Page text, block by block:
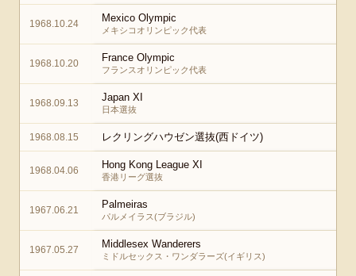
1968.10.24 Mexico Olympic
メキシコオリンピック代表
1968.10.20 France Olympic
フランスオリンピック代表
1968.09.13 Japan XI
日本選抜
1968.08.15 レクリングハウゼン選抜(西ドイツ)
1968.04.06 Hong Kong League XI
香港リーグ選抜
1967.06.21 Palmeiras
パルメイラス(ブラジル)
1967.05.27 Middlesex Wanderers
ミドルセックス・ワンダラーズ(イギリス)